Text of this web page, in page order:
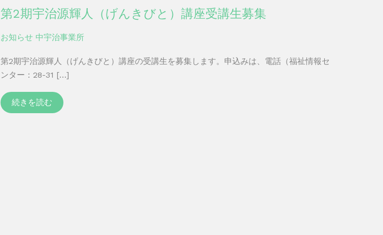
第2期宇治源輝人（げんきびと）講座受講生募集
お知らせ 中宇治事業所
第2期宇治源輝人（げんきびと）講座の受講生を募集します。申込みは、電話（福祉情報セ
ンター：28-31 […]
続きを読む